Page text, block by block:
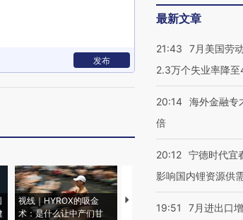
发布
视线｜HYROX的吸金
术：是什么让中产们甘
马航飞行员跨国走私7万
粒摇头丸 尿检体内含3种
最新文章
21:43
7月美国劳
2.3万个失业率降至
20:14 海外金融专
倍
20:12 宁德时代宜
影响国内锂资源供
19:51
7月进出口